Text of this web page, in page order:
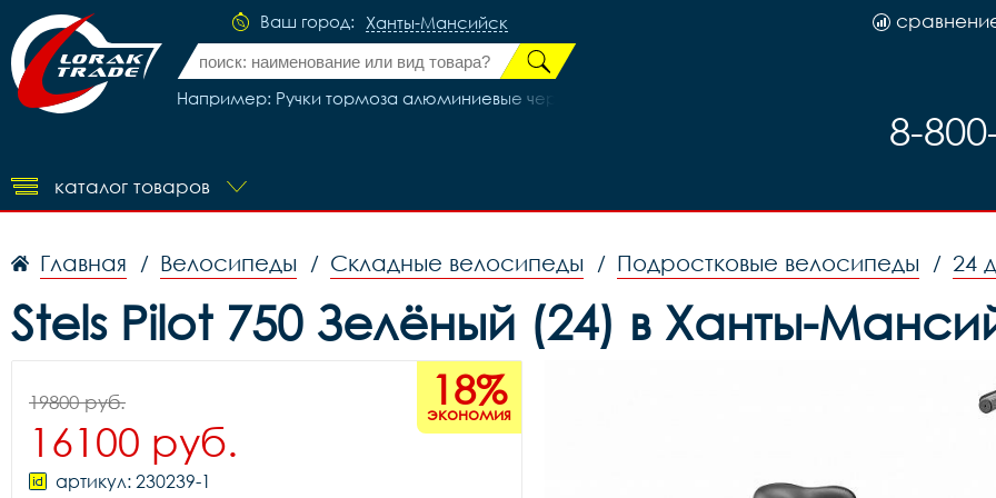
Ваш город: Ханты-Мансийск
Например: Ручки тормоза алюминиевые черно-серебро
8-
каталог товаров
Главная / Велосипеды / Складные велосипеды / Подростковые велосипеды / 24
Stels Pilot 750 Зелёный (24) в Ханты-
18%
экономия
19800 руб.
16100 руб.
артикул: 230239-1